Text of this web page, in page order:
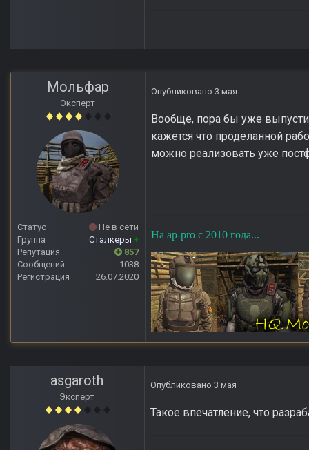
Мольфар
Эксперт
Статус
Не в сети
Группа
Сталкеры +
Репутация
857
Сообщений
1038
Регистрация
26.07.2020
Опубликовано 3 мая
Вообще, пора бы уже
кажется что проделанной
можно реализовать уже
На ap-pro с 2010 года...
asgaroth
Эксперт
Опубликовано 3 мая
Такое впечатление, что